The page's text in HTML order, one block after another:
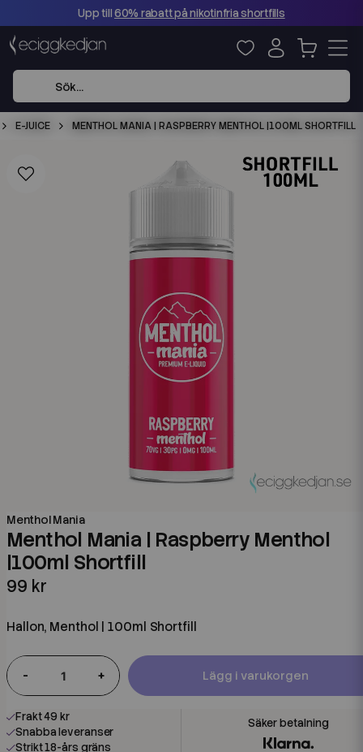
Upp till60% rabatt på nikotinfria shortfills
E-JUICE MENTHOL MANIA | RASPBERRY MENTHOL |100ML SHORTFILL
Menthol Mania
Menthol Mania | Raspberry Menthol
|100ml Shortfill
99 kr
Hallon, Menthol | 100ml Shortfill
- + Lägg i varukorgen
Frakt 49 kr
Snabba leveranser
Strikt 18-års gräns